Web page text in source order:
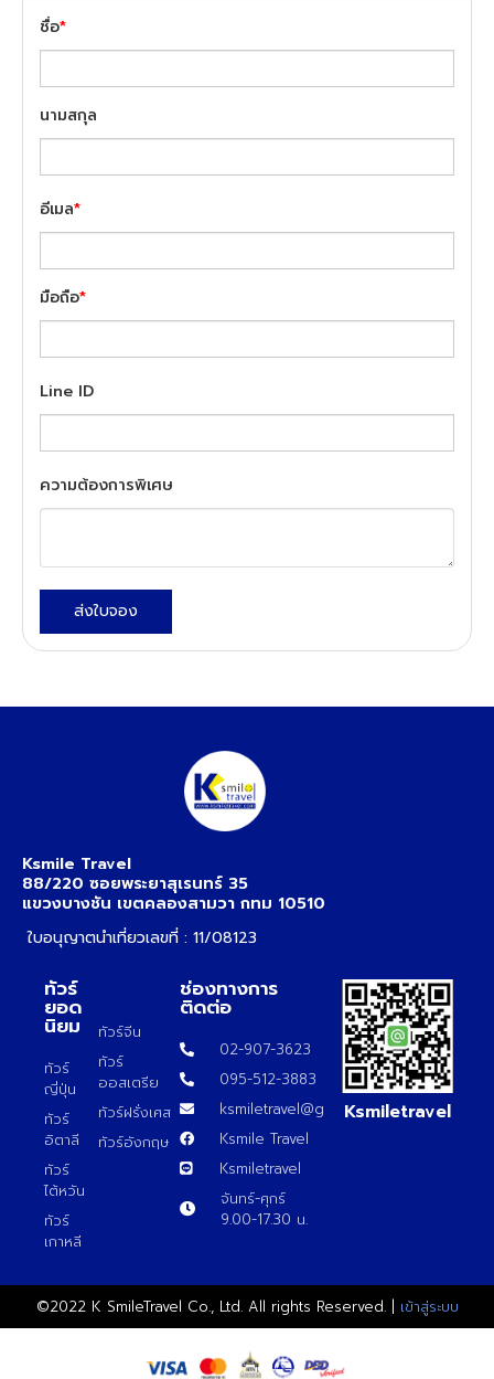
ชื่อ*
นามสกุล
อีเมล*
มือถือ*
Line ID
ความต้องการพิเศษ
ส่งใบจอง
Ksmile Travel
88/220 ซอยพระยาสุเรนทร์ 35
แขวงบางชัน เขตคลองสามวา กทม 10510
ใบอนุญาตนำเที่ยวเลขที่ : 11/08123
ทัวร์
ยอด
นิยม
ทัวร์
ญี่ปุ่น
ทัวร์
อิตาลี
ทัวร์
ไต้หวัน
ทัวร์
เกาหลี
ทัวร์จีน
ทัวร์
ออสเตรีย
ทัวร์ฝรั่งเศส
ทัวร์อังกฤษ
ช่องทางการ
ติดต่อ
02-907-3623
095-512-3883
ksmiletravel@gmail.com
Ksmile Travel
Ksmiletravel
จันทร์-ศุกร์
9.00-17.30 น.
Ksmiletravel
©2022 K SmileTravel Co., Ltd. All rights Reserved. | เข้าสู่ระบบ